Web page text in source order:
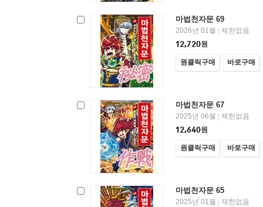
마법천자문 69
2026년 01월
제한없음
12,720원
원클릭구매 바로구매
마법천자문 67
2025년 06월
제한없음
12,640원
원클릭구매 바로구매
마법천자문 65
2025년 01월
제한없음